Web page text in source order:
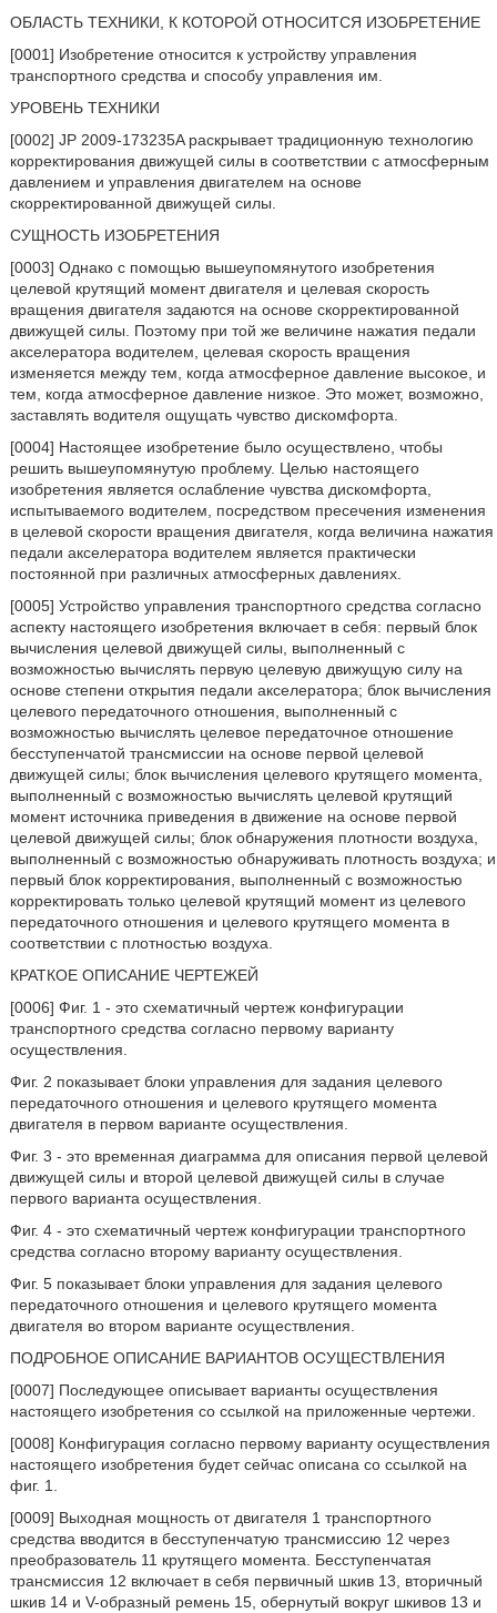
ОБЛАСТЬ ТЕХНИКИ, К КОТОРОЙ ОТНОСИТСЯ ИЗОБРЕТЕНИЕ
[0001] Изобретение относится к устройству управления
транспортного средства и способу управления им.
УРОВЕНЬ ТЕХНИКИ
[0002] JP 2009-173235A раскрывает традиционную технологию
корректирования движущей силы в соответствии с атмосферным
давлением и управления двигателем на основе
скорректированной движущей силы.
СУЩНОСТЬ ИЗОБРЕТЕНИЯ
[0003] Однако с помощью вышеупомянутого изобретения
целевой крутящий момент двигателя и целевая скорость
вращения двигателя задаются на основе скорректированной
движущей силы. Поэтому при той же величине нажатия педали
акселератора водителем, целевая скорость вращения
изменяется между тем, когда атмосферное давление высокое, и
тем, когда атмосферное давление низкое. Это может, возможно,
заставлять водителя ощущать чувство дискомфорта.
[0004] Настоящее изобретение было осуществлено, чтобы
решить вышеупомянутую проблему. Целью настоящего
изобретения является ослабление чувства дискомфорта,
испытываемого водителем, посредством пресечения изменения
в целевой скорости вращения двигателя, когда величина нажатия
педали акселератора водителем является практически
постоянной при различных атмосферных давлениях.
[0005] Устройство управления транспортного средства согласно
аспекту настоящего изобретения включает в себя: первый блок
вычисления целевой движущей силы, выполненный с
возможностью вычислять первую целевую движущую силу на
основе степени открытия педали акселератора; блок вычисления
целевого передаточного отношения, выполненный с
возможностью вычислять целевое передаточное отношение
бесступенчатой трансмиссии на основе первой целевой
движущей силы; блок вычисления целевого крутящего момента,
выполненный с возможностью вычислять целевой крутящий
момент источника приведения в движение на основе первой
целевой движущей силы; блок обнаружения плотности воздуха,
выполненный с возможностью обнаруживать плотность воздуха; и
первый блок корректирования, выполненный с возможностью
корректировать только целевой крутящий момент из целевого
передаточного отношения и целевого крутящего момента в
соответствии с плотностью воздуха.
КРАТКОЕ ОПИСАНИЕ ЧЕРТЕЖЕЙ
[0006] Фиг. 1 - это схематичный чертеж конфигурации
транспортного средства согласно первому варианту
осуществления.
Фиг. 2 показывает блоки управления для задания целевого
передаточного отношения и целевого крутящего момента
двигателя в первом варианте осуществления.
Фиг. 3 - это временная диаграмма для описания первой целевой
движущей силы и второй целевой движущей силы в случае
первого варианта осуществления.
Фиг. 4 - это схематичный чертеж конфигурации транспортного
средства согласно второму варианту осуществления.
Фиг. 5 показывает блоки управления для задания целевого
передаточного отношения и целевого крутящего момента
двигателя во втором варианте осуществления.
ПОДРОБНОЕ ОПИСАНИЕ ВАРИАНТОВ ОСУЩЕСТВЛЕНИЯ
[0007] Последующее описывает варианты осуществления
настоящего изобретения со ссылкой на приложенные чертежи.
[0008] Конфигурация согласно первому варианту осуществления
настоящего изобретения будет сейчас описана со ссылкой на
фиг. 1.
[0009] Выходная мощность от двигателя 1 транспортного
средства вводится в бесступенчатую трансмиссию 12 через
преобразователь 11 крутящего момента. Бесступенчатая
трансмиссия 12 включает в себя первичный шкив 13, вторичный
шкив 14 и V-образный ремень 15, обернутый вокруг шкивов 13 и